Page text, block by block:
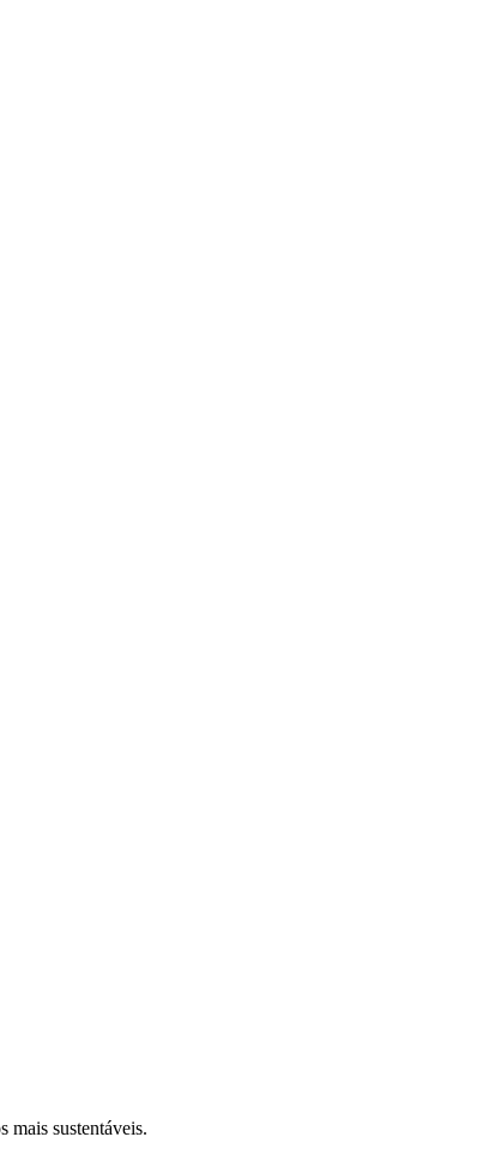
mais sustentáveis.